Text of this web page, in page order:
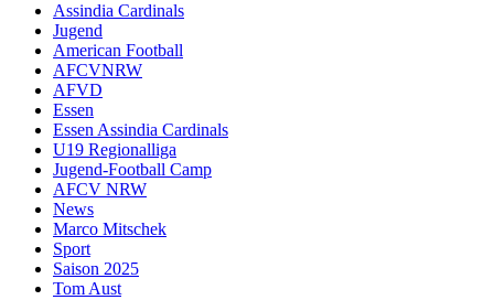
Assindia Cardinals
Jugend
American Football
AFCVNRW
AFVD
Essen
Essen Assindia Cardinals
U19 Regionalliga
Jugend-Football Camp
AFCV NRW
News
Marco Mitschek
Sport
Saison 2025
Tom Aust